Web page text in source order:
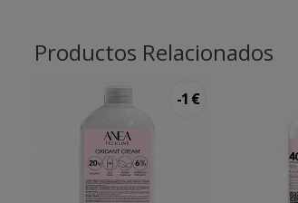
Productos Relacionados
-1 €